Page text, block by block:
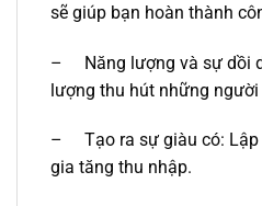
sẽ giúp bạn hoàn thành
– Năng lượng và sự dồi
lượng thu hút những
– Tạo ra sự giàu có:
gia tăng thu nhập.